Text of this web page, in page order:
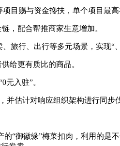
赐与资金搀扶，单个项目最高
，配合帮推商家生意增加。
行、出行等多元场景，实现“
给更有质比的商品。
入驻”。
估计对响应组织架构进行同步
御徽缘”梅菜扣肉，利用的是